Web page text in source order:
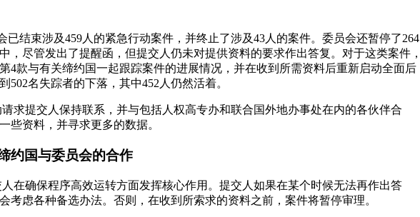
已结束涉及459人的紧急行动案件，并终止了涉及43人的案件。委员会还暂停了264
，尽管发出了提醒函，但提交人仍未对提供资料的要求作出答复。对于这类案件，
4款与有关缔约国一起跟踪案件的进展情况，并在收到所需资料后重新启动全面后
502名失踪者的下落，其中452人仍然活着。
求提交人保持联系，并与包括人权高专办和联合国外地办事处在内的各伙伴合
些资料，并寻求更多的数据。
约国与委员会的合作
在确保程序高效运转方面发挥核心作用。提交人如果在某个时候无法再作出答
考虑各种备选办法。否则，在收到所索求的资料之前，案件将暂停审理。